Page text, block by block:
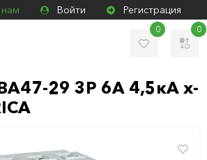
нам Войти Регистрация
0 0
29 3Р 6А 4,5кА х-